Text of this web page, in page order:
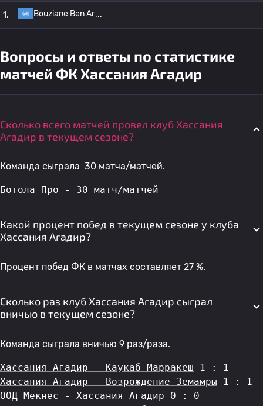
1. Bouziane Ben Ar
Вопросы и ответы по статистике
матчей ФК Хассания Агадир
Сколько всего матчей провел клуб Хассания
Агадир в текущем сезоне?
Команда сыграла 30 матча/матчей.
Ботола Про - 30 матч/матчей
Какой процент побед в текущем сезоне у клуба
Хассания Агадир?
Процент побед ФК в матчах составляет 27 %.
Сколько раз клуб Хассания Агадир сыграл
вничью в текущем сезоне?
Команда сыграла вничью 9 раз/раза.
Хассания Агадир - Каукаб Марракеш 1 : 1
Хассания Агадир - Возрождение Земамры 1 : 1
ООД Мекнес - Хассания Агадир 0 : 0